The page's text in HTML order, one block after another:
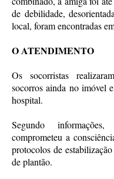
de debilidade,
local, foram encontradas
O ATENDIMENTO
Os socorristas
socorros ainda no imóvel
hospital.
Segundo
comprometeu a
protocolos de
de plantão.